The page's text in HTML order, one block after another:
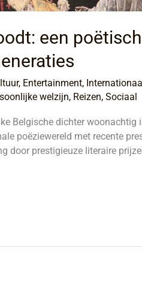
een
, Entertainment, Internationaal
welzijn, Reizen, Sociaal
Belgische dichter woonachtig
poëziewereld met recente
door prestigieuze literaire